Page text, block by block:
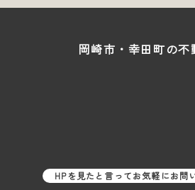
岡崎市・幸田町の不
HPを見たと言ってお気軽にお問